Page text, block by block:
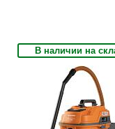
В наличии на